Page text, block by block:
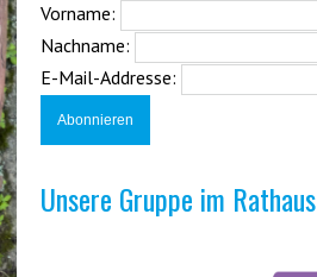
Vorname:
Nachname:
E-Mail-Addresse:
Unsere Gruppe im Rathaus